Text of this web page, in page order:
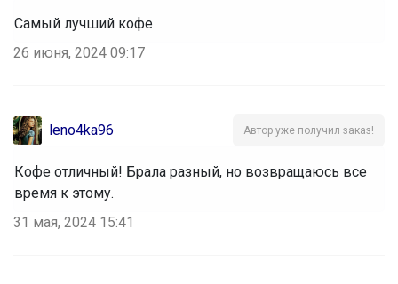
Самый лучший кофе
26 июня, 2024 09:17
leno4ka96 Автор уже получил заказ!
Кофе отличный! Брала разный, но возвращаюсь все
время к этому.
31 мая, 2024 15:41